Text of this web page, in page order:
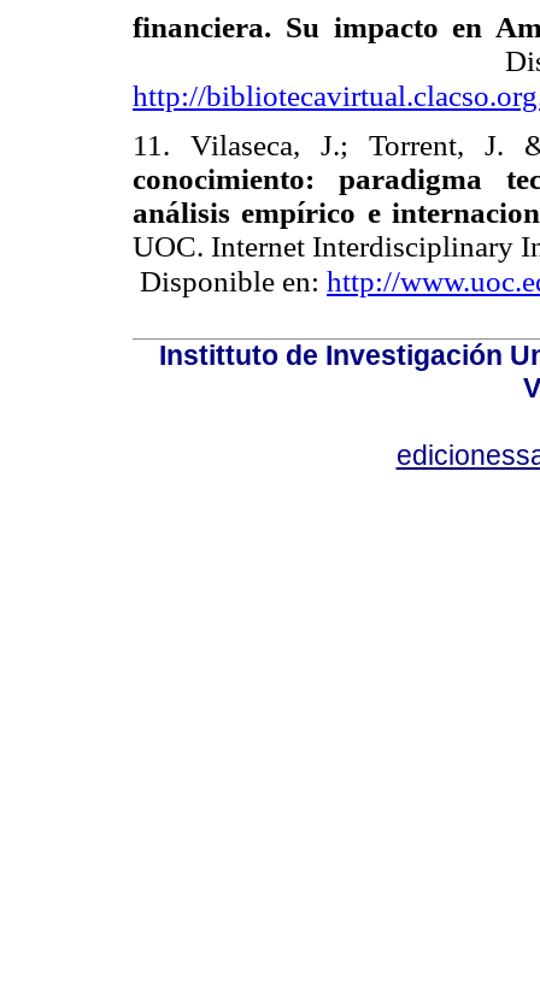
financiera. Su impacto en
http://
11. Vilaseca, J.; Torrent,
conocimiento: paradigma
análisis empírico e
UOC. Internet Interdisciplinary
Disponible en: http://
Instittuto de Investigación